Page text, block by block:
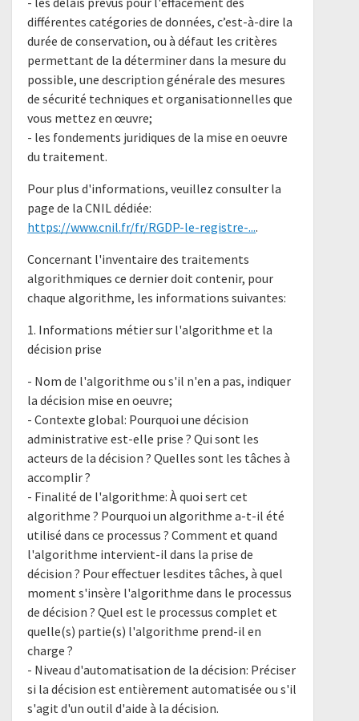
différentes catégories de données, c’est-à-dire la
durée de conservation, ou à défaut les critères
permettant de la déterminer dans la mesure du
possible, une description générale des mesures
de sécurité techniques et organisationnelles que
vous mettez en œuvre;
- les fondements juridiques de la mise en oeuvre
du traitement.
Pour plus d'informations, veuillez consulter la
page de la CNIL dédiée:
https://www.cnil.fr/fr/RGDP-le-registre-....
Concernant l'inventaire des traitements
algorithmiques ce dernier doit contenir, pour
chaque algorithme, les informations suivantes:
1. Informations métier sur l'algorithme et la
décision prise
- Nom de l'algorithme ou s'il n'en a pas, indiquer
la décision mise en oeuvre;
- Contexte global: Pourquoi une décision
administrative est-elle prise ? Qui sont les
acteurs de la décision ? Quelles sont les tâches à
accomplir ?
- Finalité de l'algorithme: À quoi sert cet
algorithme ? Pourquoi un algorithme a-t-il été
utilisé dans ce processus ? Comment et quand
l'algorithme intervient-il dans la prise de
décision ? Pour effectuer lesdites tâches, à quel
moment s'insère l'algorithme dans le processus
de décision ? Quel est le processus complet et
quelle(s) partie(s) l'algorithme prend-il en
charge ?
- Niveau d'automatisation de la décision: Préciser
si la décision est entièrement automatisée ou s'il
s'agit d'un outil d'aide à la décision.